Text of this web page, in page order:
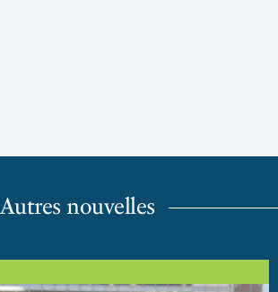
Autres nouvelles